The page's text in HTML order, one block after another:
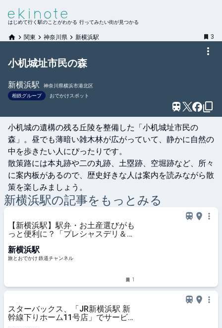
はじめて行く駅のことがわかる 行ってみたい街が見つかる
関東 神奈川県 新横浜駅 3
小机城址市民の森
新横浜駅
神奈川県横浜市港北区
相鉄グループ
おでかけスポット
小机城の遺構の残る丘陵を整備した「小机城址市民の
森」。昼でも薄暗い雑木林が広がっていて、静かに自然の
中を歩きたい人にぴったりです。
散策路には本丸跡や二の丸跡、土塁跡、空堀跡など、所々
に案内板があるので、歴史好きな人は案内を読みながら散
策を楽しみましょう。
新横浜駅の記事をもっとみる
【新横浜駅】駅弁・お土産選びがも
っと便利に？「プレシャスデリ＆ギ
業時間・限定弁当を紹介 | 旅とおで
かけ 鉄道チャンネル
新横浜駅
旅とおでかけ 鉄道チャンネル
1
スターバックス、「JR新横浜駅 新
幹線下りホーム11号店」でサービ